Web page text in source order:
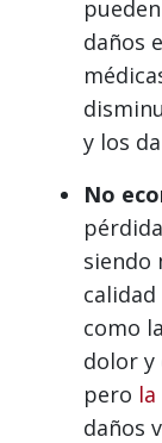
daños
y los
No
siendo
como
dolor y
pero
daños